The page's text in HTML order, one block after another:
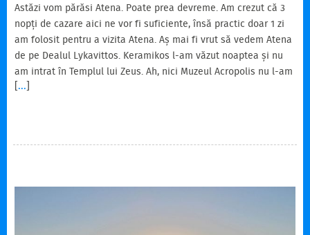
Astăzi vom părăsi Atena. Poate prea devreme. Am crezut că 3
nopți de cazare aici ne vor fi suficiente, însă practic doar 1 zi
am folosit pentru a vizita Atena. Aș mai fi vrut să vedem Atena
de pe Dealul Lykavittos. Keramikos l-am văzut noaptea și nu
am intrat în Templul lui Zeus. Ah, nici Muzeul Acropolis nu l-am
vizitat. Și cine știe câte și mai câte ar mai fi fost de văzut și
[...]